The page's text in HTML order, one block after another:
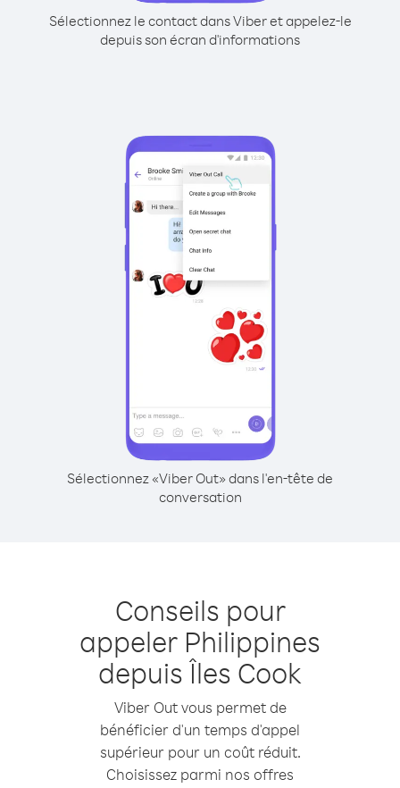
Sélectionnez le contact dans Viber et appelez-le
depuis son écran d'informations
Sélectionnez «Viber Out» dans l'en-tête de
conversation
Conseils pour
appeler Philippines
depuis Îles Cook
Viber Out vous permet de
bénéficier d'un temps d'appel
supérieur pour un coût réduit.
Choisissez parmi nos offres